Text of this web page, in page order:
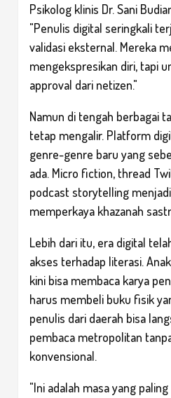
Psikolog klinis Dr. Sani
"Penulis digital seringkali
validasi eksternal. Mereka
mengekspresikan diri, tapi
approval dari netizen."
Namun di tengah berbagai
tetap mengalir. Platform
genre-genre baru yang
ada. Micro fiction, thread
podcast storytelling
memperkaya khazanah
Lebih dari itu, era digital
akses terhadap literasi.
kini bisa membaca karya
harus membeli buku fisik
penulis dari daerah bisa
pembaca metropolitan
konvensional.
"Ini adalah masa yang